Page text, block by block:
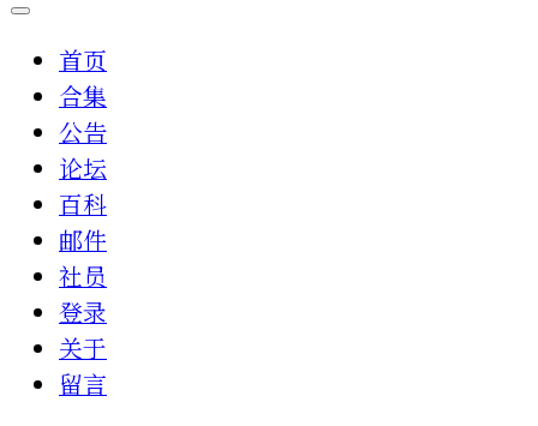
首页
合集
公告
论坛
百科
邮件
社员
登录
关于
留言